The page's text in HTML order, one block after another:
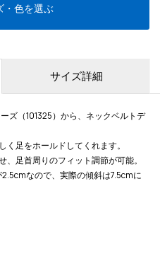
・色を選ぶ
サイズ詳細
ズ（101325）から、ネックベルトデ
足をホールドしてくれます。
足首周りのフィット調節が可能。
なので、実際の傾斜は7.5cmに